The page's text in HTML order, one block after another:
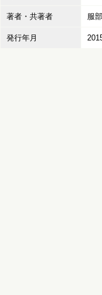
著者・共著者 服
発行年月